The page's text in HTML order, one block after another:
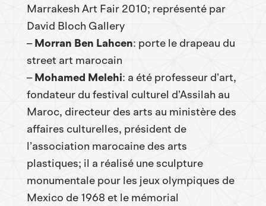
Marrakesh Art Fair 2010; représenté par
David Bloch Gallery
–Morran Ben Lahcen: porte le drapeau du
street art marocain
–Mohamed Melehi: a été professeur d’art,
fondateur du festival culturel d’Assilah au
Maroc, directeur des arts au ministère des
affaires culturelles, président de
l’association marocaine des arts
plastiques; il a réalisé une sculpture
monumentale pour les jeux olympiques de
Mexico de 1968 et le mémorial